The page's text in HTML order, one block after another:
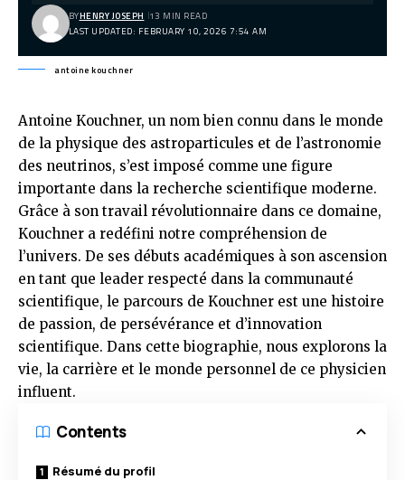
LAST UPDATED: FEBRUARY 10, 2026 7:54 AM
BYHENRY JOSEPH 13 MIN READ
antoine kouchner
Antoine Kouchner, un nom bien connu dans le monde
de la physique des astroparticules et de l’astronomie
des neutrinos, s’est imposé comme une figure
importante dans la recherche scientifique moderne.
Grâce à son travail révolutionnaire dans ce domaine,
Kouchner a redéfini notre compréhension de
l’univers. De ses débuts académiques à son ascension
en tant que leader respecté dans la communauté
scientifique, le parcours de Kouchner est une histoire
de passion, de persévérance et d’innovation
scientifique. Dans cette biographie, nous explorons la
vie, la carrière et le monde personnel de ce physicien
influent.
Contents
Résumé du profil